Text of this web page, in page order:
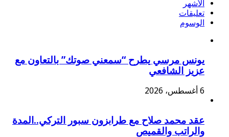
الأشهر
تعليقات
الوسوم
يونس مرسي يطرح “سمعني صوتك” بالتعاون مع
عزيز الشافعي
6 أغسطس، 2026
عقد محمد صلاح مع طرابزون سبور التركي..المدة
والراتب والقميص